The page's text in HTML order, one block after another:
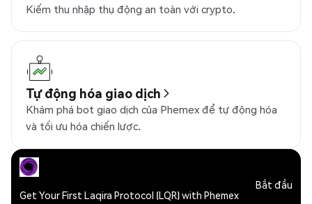
Kiếm thu nhập thụ động an toàn với crypto.
Tự động hóa giao dịch
Khám phá bot giao dịch của Phemex để tự động hóa
và tối ưu hóa chiến lược.
Get Your First Laqira Protocol (LQR) with Phemex
Bắt đầu